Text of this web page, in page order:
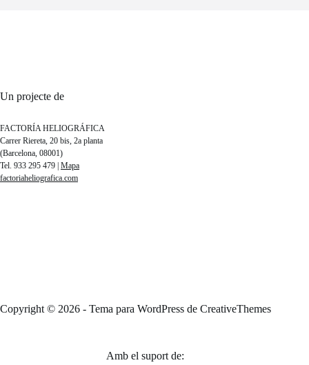
Un projecte de
FACTORÍA HELIOGRÁFICA
Carrer Riereta, 20 bis, 2a planta
(Barcelona, 08001)
Tel. 933 295 479 | Mapa
factoriaheliografica.com
Copyright © 2026 - Tema para WordPress de CreativeThemes
Amb el suport de: